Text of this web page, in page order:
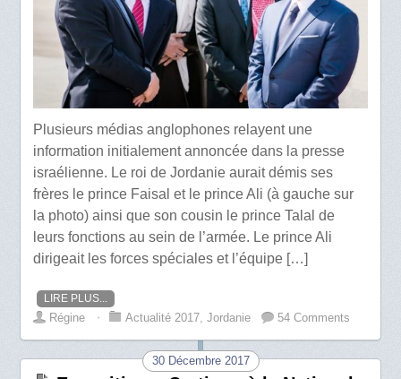
Plusieurs médias anglophones relayent une
information initialement annoncée dans la presse
israélienne. Le roi de Jordanie aurait démis ses
frères le prince Faisal et le prince Ali (à gauche sur
la photo) ainsi que son cousin le prince Talal de
leurs fonctions au sein de l’armée. Le prince Ali
dirigeait les forces spéciales et l’équipe […]
LIRE PLUS...
Régine ⋅ Actualité 2017 ,Jordanie 54 Comments
30 Décembre 2017